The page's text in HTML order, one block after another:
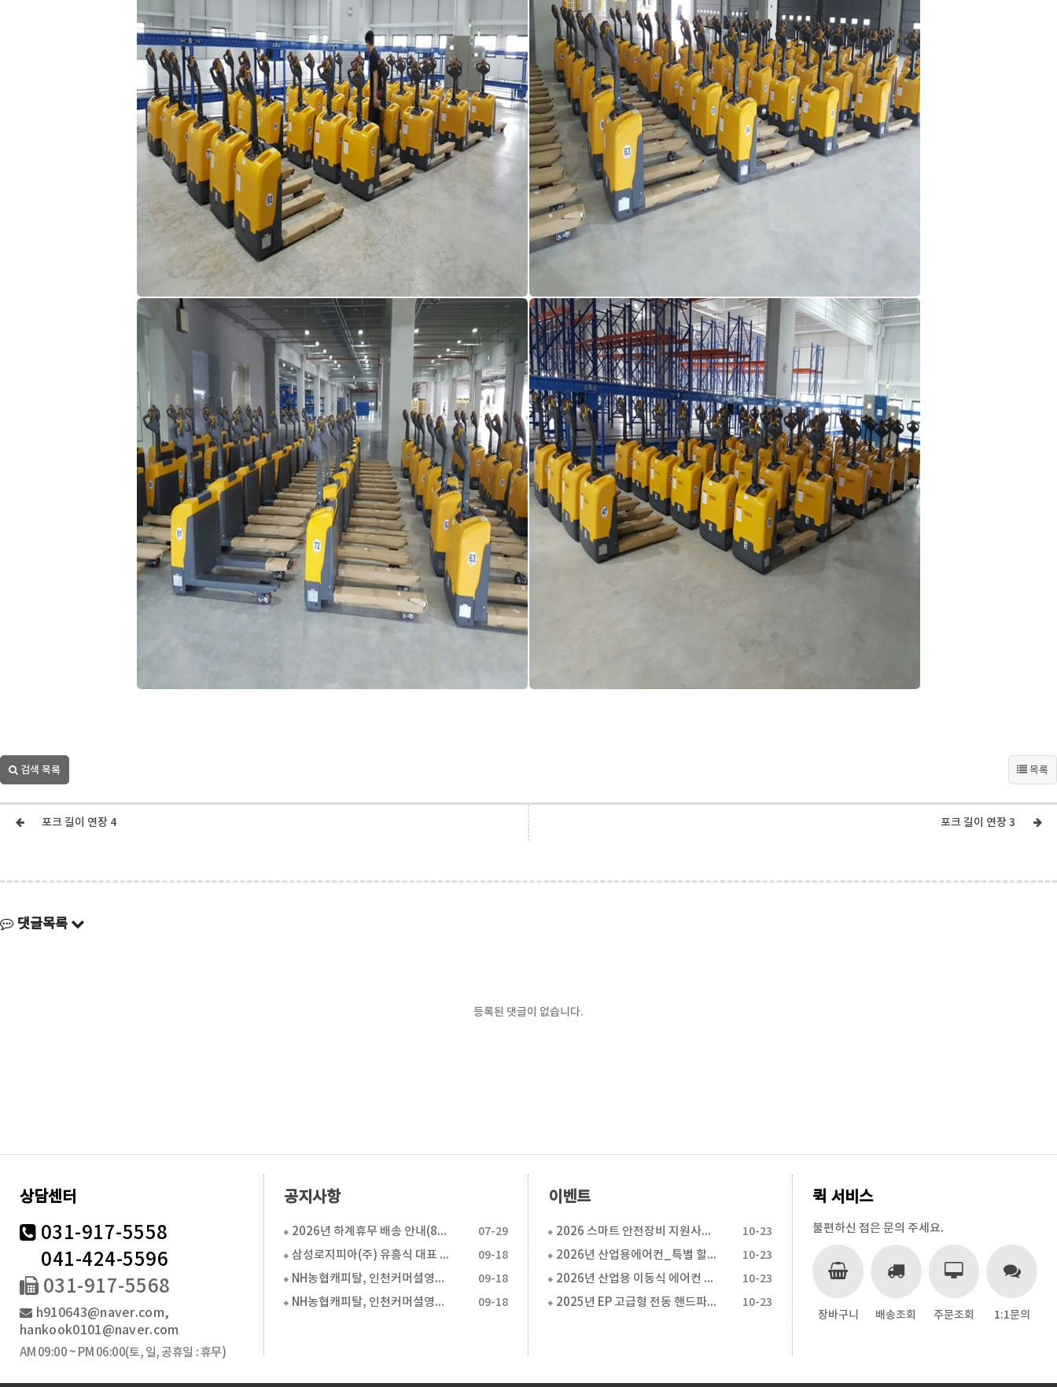
검색 목록 목록
포크 길이 연장 4 포크 길이 연장 3
댓글목록
등록된 댓글이 없습니다.
상담센터
031-917-5558
041-424-5596
031-917-5568
h910643@naver.com,
hankook0101@naver.com
AM 09:00 ~ PM 06:00(토, 일, 공휴일 : 휴무)
공지사항
2026년 하계휴무 배송 안내(8월 3일 ~ 8월 5일…
07-29
삼성로지피아(주) 유흥식 대표 신용보증기금 이사장 표창…
09-18
NH농협캐피탈, 인천커머셜영업센터 이전...수도권 물류…
09-18
NH농협캐피탈, 인천커머셜영업센터 이전...수도권 물류…
09-18
이벤트
2026 스마트 안전장비 지원사업 접수(6월 12일(금…
10-23
2026년 산업용에어컨_특별 할인 판매
10-23
2026년 산업용 이동식 에어컨 정부지원 70%보조금 …
10-23
2025년 EP 고급형 전동 핸드파렛트트럭 특가판매(…
10-23
퀵 서비스
불편하신 점은 문의 주세요.
장바구니 배송조회 주문조회 1:1문의